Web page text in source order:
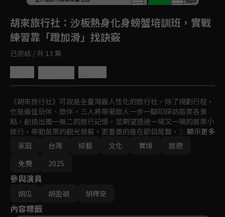
胡來旅行社 ：沙板熱身化身螃蟹培訓班，實戰
練習靠「蹬加滑」找訣竅
已完結 / 共 13 集
《胡來旅行社》可說是全臺灣最人性化的旅行社，除了規劃行程，
也是最佳玩伴、旅伴，三人將帶著旅人一步一腳印探訪苗栗各景
點，創造出獨一無二的旅行記憶，並期望透過一場又一場的苗栗小
旅行，帶動苗栗的觀光發展。更重要的是在節目尾聲，三人要規劃
一場屬於自己、親子間的旅行。
顯示更多
家庭
台灣 綜藝 文化 實境
旅遊
免費
2025
參與演員
胡瓜 胡盈禎 胡釋安
內容標籤